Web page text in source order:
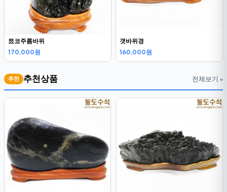
쬬코주름바위
170,000원
갯바위경
160,000원
추천 추천상품 전체보기 »